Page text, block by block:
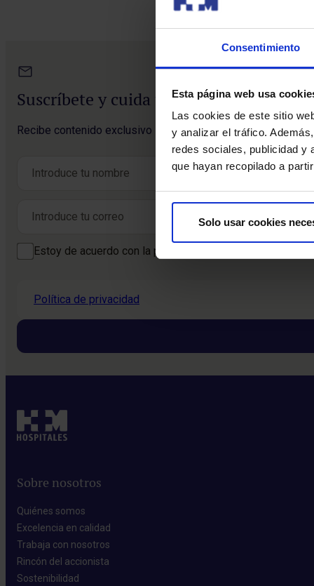
Consentimiento
Esta página web usa
Las cookies de este sitio
y analizar el tráfico.
redes sociales, publicidad y
que hayan recopilado a
Solo usar cookies
Suscríbete y cuida tu salud
Recibe contenido exclusivo sobre prevención de la salud y
Consentimiento *
Estoy de acuerdo con la política de privacidad
Política de privacidad
Sobre nosotros
Quiénes somos​
Excelencia en calidad​
Trabaja con nosotros​
Rincón del accionista​
Sostenibilidad​